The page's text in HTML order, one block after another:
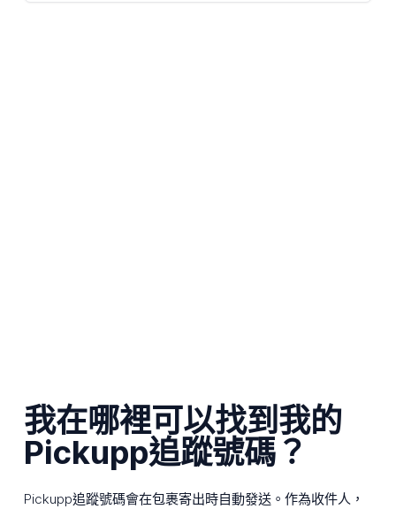
我在哪裡可以找到我的
Pickupp追蹤號碼？
Pickupp追蹤號碼會在包裹寄出時自動發送。作為收件人，